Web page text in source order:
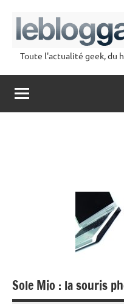
contenu
lebloggadget
Toute l'actualité geek, du
Sole Mio : la souris